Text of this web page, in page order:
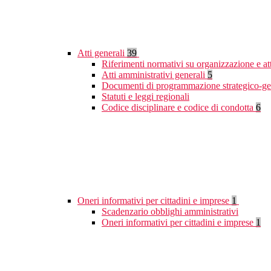
Atti generali 39
Riferimenti normativi su organizzazione e
Atti amministrativi generali 5
Documenti di programmazione strategico-
Statuti e leggi regionali
Codice disciplinare e codice di condotta 6
Oneri informativi per cittadini e imprese 1
Scadenzario obblighi amministrativi
Oneri informativi per cittadini e imprese 1